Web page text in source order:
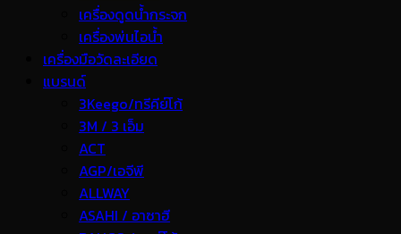
เครื่องดูดน้ำกระจก
เครื่องพ่นไอน้ำ
เครื่องมือวัดละเอียด
แบรนด์
3Keego/ทรีคีย์โก้
3M / 3 เอ็ม
ACT
AGP/เอจีพี
ALLWAY
ASAHI / อาซาฮี